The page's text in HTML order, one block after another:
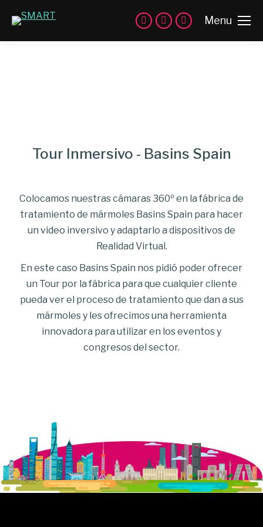
Menu
Tour Inmersivo - Basins Spain
Colocamos nuestras cámaras 360º en la fábrica de
tratamiento de mármoles Basins Spain para hacer
un video inversivo y adaptarlo a dispositivos de
Realidad Virtual.
En este caso Basins Spain nos pidió poder ofrecer
un Tour por la fábrica para que cualquier cliente
pueda ver el proceso de tratamiento que dan a sus
mármoles y les ofrecimos una herramienta
innovadora para utilizar en los eventos y
congresos del sector.